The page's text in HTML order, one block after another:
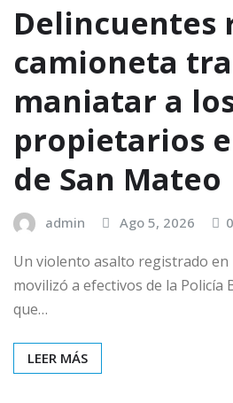
Delincuentes
camioneta
maniatar a
propietarios
de San Mateo
admin Ago 5, 2026 0
Un violento asalto registrado en
movilizó a efectivos de la Policía
que…
LEER MÁS